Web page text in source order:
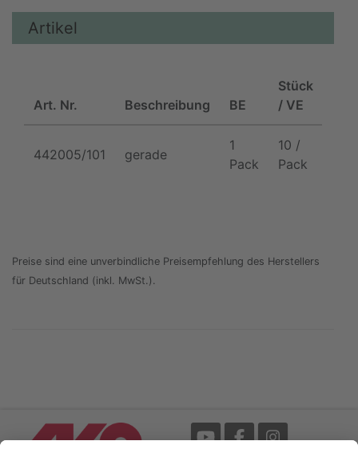
Artikel
Art. Nr. Beschreibung BE
Stück
/ VE
442005/101 gerade
1
Pack
10 /
Pack
Preise sind eine unverbindliche Preisempfehlung des Herstellers
für Deutschland (inkl. MwSt.).